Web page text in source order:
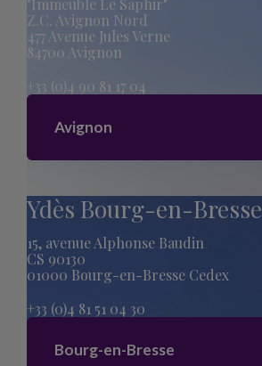
"Immeuble Le Saphir"
Z.C. Avignon Nord
477 Avenue Jules Verne
84700 Avignon
+33 (0)4 90 81 17 04
Avignon
Ydès Bourg-en-Bresse
15, avenue Alphonse Baudin
CS 90130
01000 Bourg-en-Bresse Cedex
+33 (0)4 81 51 04 30
Bourg-en-Bresse